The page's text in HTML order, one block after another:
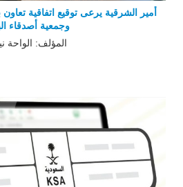
أمير الشرقية يرعى توقيع اتفاقية تعاون
وجمعية أصدقاء
المؤلف: الواحة